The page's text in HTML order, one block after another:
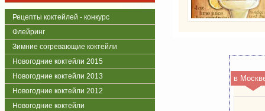
Рецепты коктейлей - конкурс
Флейринг
Зимние согревающие коктейли
Новогодние коктейли 2015
Новогодние коктейли 2013
Новогодние коктейли 2012
Новогодние коктейли
в